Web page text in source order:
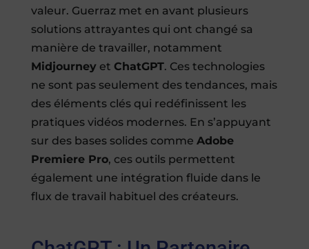
valeur. Guerraz met en avant plusieurs
solutions attrayantes qui ont changé sa
manière de travailler, notamment
Midjourneyet ChatGPT. Ces technologies
ne sont pas seulement des tendances, mais
des éléments clés qui redéfinissent les
pratiques vidéos modernes. En s’appuyant
sur des bases solides comme Adobe
Premiere Pro, ces outils permettent
également une intégration fluide dans le
flux de travail habituel des créateurs.